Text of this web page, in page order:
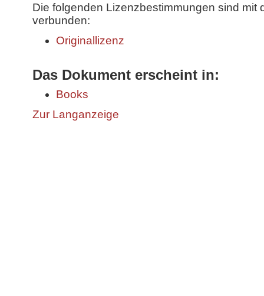
Die folgenden Lizenzbestimmungen sind mit
verbunden:
Originallizenz
Das Dokument erscheint in:
Books
Zur Langanzeige